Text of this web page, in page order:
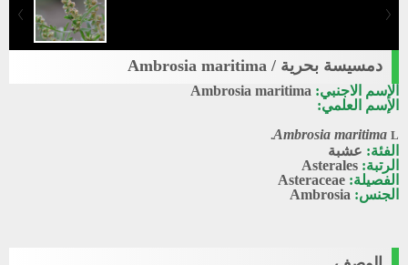
دمسيسة بحرية / Ambrosia maritima
الإسم الاجنبي: Ambrosia maritima
الإسم العلمي:
Ambrosia maritima L.
الفئة: عشبة
الرتبة: Asterales
الفصيلة: Asteraceae
الجنس: Ambrosia